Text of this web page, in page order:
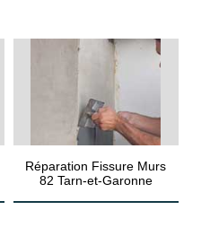
Réparation Fissure Murs
82 Tarn-et-Garonne